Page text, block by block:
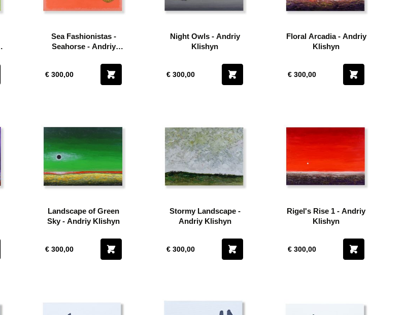
Sea Fashionistas -
Seahorse - Andriy
€ 300,00
Night Owls - Andriy
Klishyn
€ 300,00
Floral Arcadia - Andriy
Klishyn
€ 300,00
Landscape of Green
Sky - Andriy Klishyn
€ 300,00
Stormy Landscape -
Andriy Klishyn
€ 300,00
Rigel's Rise 1 - Andriy
Klishyn
€ 300,00